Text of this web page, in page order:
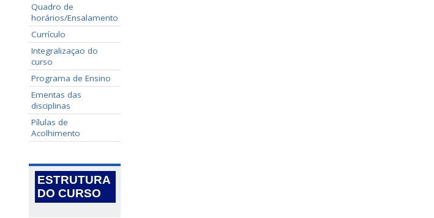
Quadro de
horários/Ensalamento
Currículo
Integralizaçao do
curso
Programa de Ensino
Ementas das
disciplinas
Pílulas de
Acolhimento
ESTRUTURA
DO CURSO